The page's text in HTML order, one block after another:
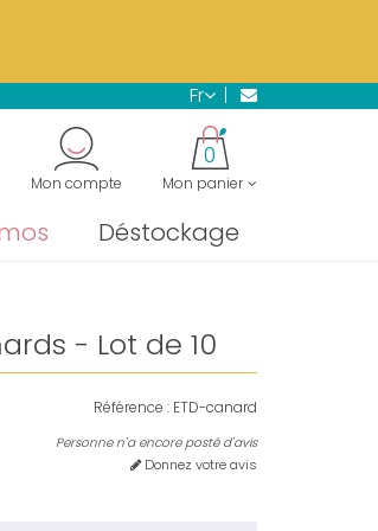
fr
Mon panier
0
Mon compte
Déstockage
- Lot de 10
Référence : ETD-canard
Personne n'a encore posté d'avis
Donnez votre avis